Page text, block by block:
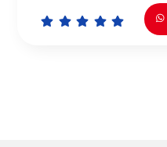
IconIconIconIconIcon